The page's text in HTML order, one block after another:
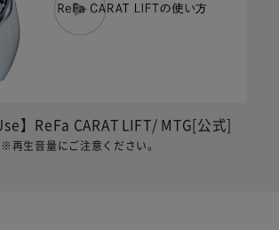
】ReFa CARAT LIFT/ MTG[公式]
※再生音量にご注意ください。